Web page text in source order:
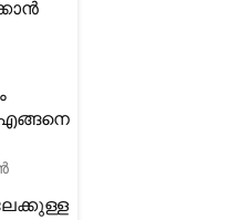
എങ്ങനെ